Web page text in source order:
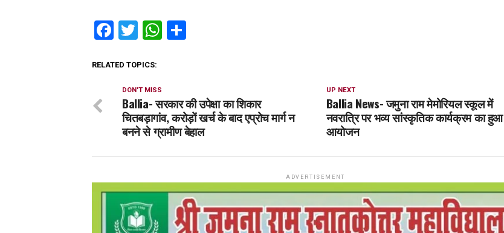
Facebook
TwitterWhatsApp
RELATED TOPICS:
UP NEXT
Ballia News- जमुना राम मेमोरियल स्कूल में
नवरात्रि पर भव्य सांस्कृतिक कार्यक्रम का हुआ
आयोजन
DON'T MISS
Ballia- सरकार की उपेक्षा का शिकार
चितबड़ागांव, करोड़ों खर्च के बाद एप्रोच मार्ग न
बनने से ग्रामीण बेहाल
ADVERTISEMENT